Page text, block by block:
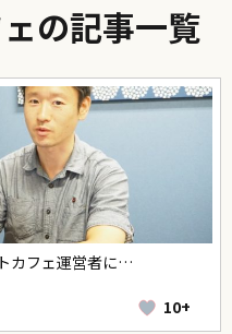
の記事一覧
カフェ運営者に…
10+